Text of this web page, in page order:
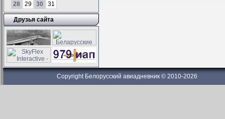
28
29 30 31
Друзья сайта
Copyright Белорусский авиадневник © 2010-2026